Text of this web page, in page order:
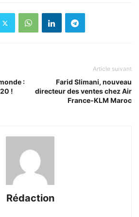
:
!
Article suivant
Farid Slimani, nouveau
directeur des ventes chez Air
France-KLM Maroc
Rédaction